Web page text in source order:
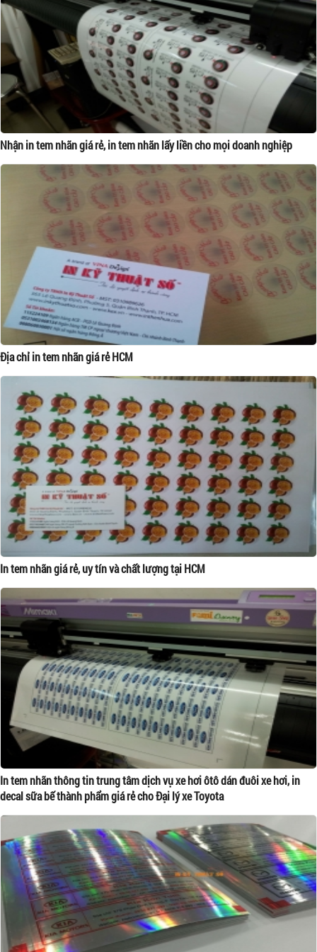
Nhận in tem nhãn giá rẻ, in tem nhãn lấy liền cho mọi doanh nghiệp
Địa chỉ in tem nhãn giá rẻ HCM
In tem nhãn giá rẻ, uy tín và chất lượng tại HCM
In tem nhãn thông tin trung tâm dịch vụ xe hơi ôtô dán đuôi xe hơi, in
decal sữa bế thành phẩm giá rẻ cho Đại lý xe Toyota